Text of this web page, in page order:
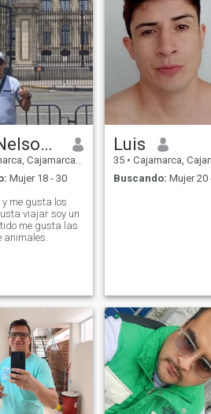
Nick Nelson oxolon Vásquez
Cajamarca, Perú
Mujer 18 - 30
y me gusta los
viajar soy un
las
Luis
35 • Cajamarca,
Buscando: Mujer 20